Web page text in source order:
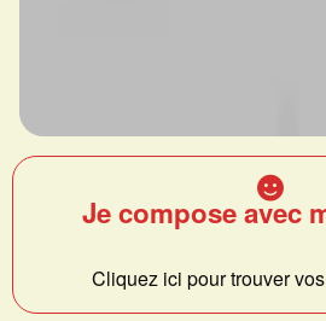
Je compose avec
Cliquez ici pour trouver